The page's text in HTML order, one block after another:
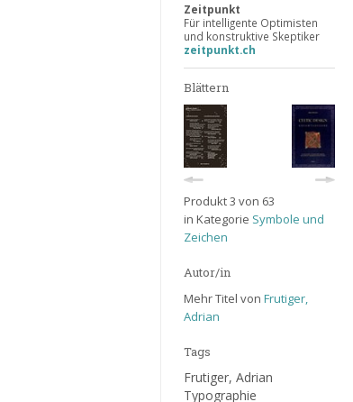
Zeitpunkt
Für intelligente Optimisten
und konstruktive Skeptiker
zeitpunkt.ch
Blättern
Produkt 3 von 63
in Kategorie Symbole und
Zeichen
Autor/in
Mehr Titel von Frutiger,
Adrian
Tags
Frutiger, Adrian
Typographie